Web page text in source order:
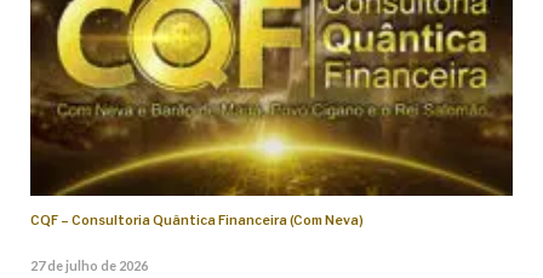
CQF – Consultoria Quântica Financeira (Com Neva)
27 de julho de 2026